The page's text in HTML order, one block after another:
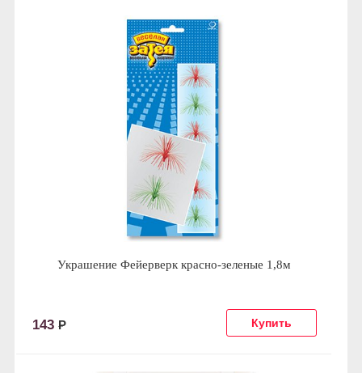
Украшение Фейерверк красно-зеленые 1,8м
143 Р